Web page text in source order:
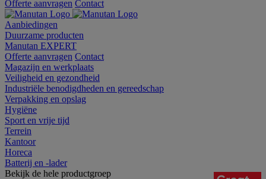
Offerte aanvragen Contact
Aanbiedingen
Duurzame producten
Manutan EXPERT
Offerte aanvragen Contact
Magazijn en werkplaats
Veiligheid en gezondheid
Industriële benodigdheden en gereedschap
Verpakking en opslag
Hygiëne
Sport en vrije tijd
Terrein
Kantoor
Horeca
Batterij en -lader
Bekijk de hele productgroep